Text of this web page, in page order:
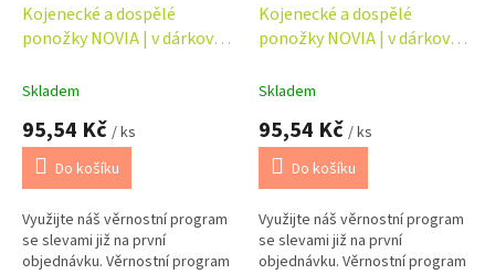
Kojenecké a dospělé
ponožky NOVIA | v dárkové
Skladem
95,54 Kč / ks
Do košíku
Využijte náš věrnostní program
se slevami již na první
objednávku. Věrnostní program
Kojenecké a dospělé
ponožky NOVIA | v dárkové
Skladem
95,54 Kč / ks
Do košíku
Využijte náš věrnostní program
se slevami již na první
objednávku. Věrnostní program